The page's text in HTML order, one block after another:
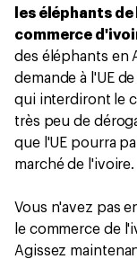
les éléphants
commerce
des éléphants en
demande à l'UE
qui interdiront le
très peu de
que l'UE pourra
marché de l'ivoire.
Vous n'avez pas
le commerce de
Agissez